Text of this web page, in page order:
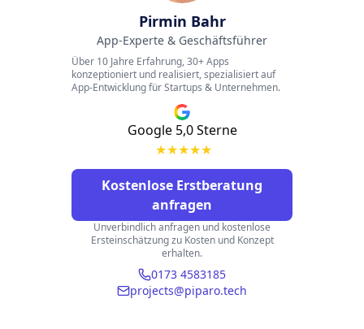
Pirmin Bahr
App-Experte & Geschäftsführer
Über 10 Jahre Erfahrung, 30+ Apps
konzeptioniert und realisiert, spezialisiert auf
App-Entwicklung für Startups & Unternehmen.
Google 5,0 Sterne
★★★★★
Kostenlose Erstberatung
anfragen
Unverbindlich anfragen und kostenlose
Ersteinschätzung zu Kosten und Konzept
erhalten.
0173 4583185
projects@piparo.tech